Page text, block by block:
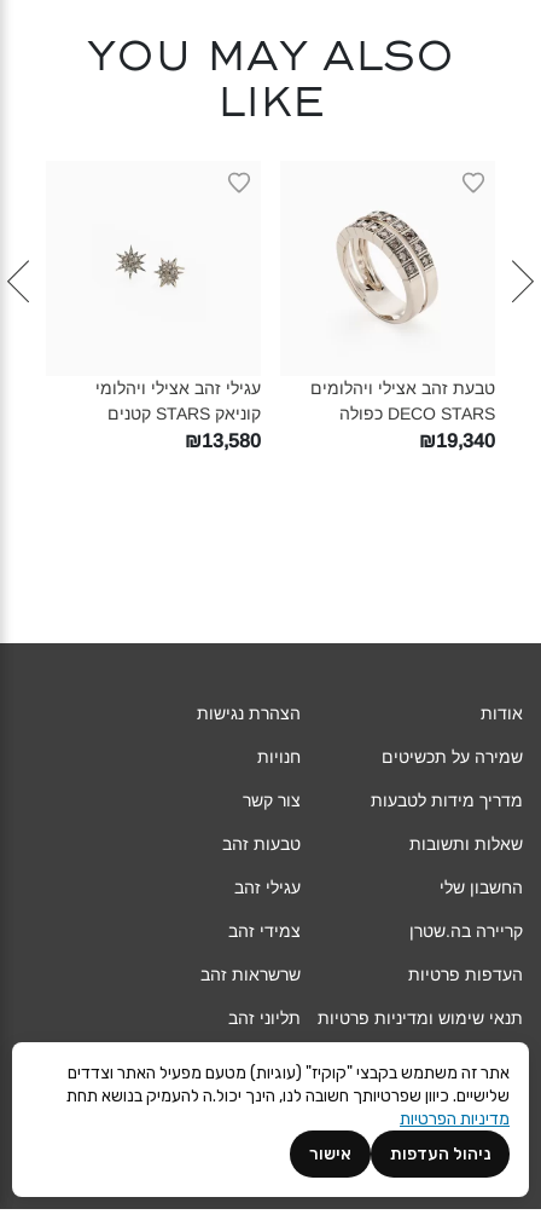
You may also
like
טבעת זהב אצילי ויהלומים
DECO STARS כפולה‎
₪19,340
עגילי זהב אצילי ויהלומי
קוניאק STARS קטנים‎
₪13,580
אודות
שמירה על תכשיטים
מדריך מידות לטבעות
שאלות ותשובות
החשבון שלי
קריירה בה.שטרן
העדפות פרטיות
תנאי שימוש ומדיניות פרטיות
החלפה/החזרה/ביטול עסקה
אחריות
משלוחים
הצהרת נגישות
חנויות
צור קשר
טבעות זהב
עגילי זהב
צמידי זהב
שרשראות זהב
תליוני זהב
גיפט קארד
מגזין
Vogue
קרא עוד
אתר זה משתמש בקבצי "קוקיז" (עוגיות) מטעם מפעיל האתר וצדדים
שלישיים. כיוון שפרטיותך חשובה לנו, הינך יכול.ה להעמיק בנושא תחת
מדיניות הפרטיות
אישור
ניהול העדפות